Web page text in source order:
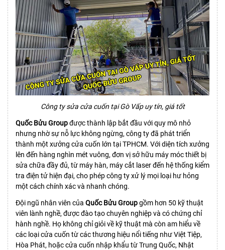
Công ty sửa cửa cuốn tại Gò Vấp uy tín, giá tốt
Quốc Bửu Groupđược thành lập bắt đầu với quy mô nhỏ
nhưng nhờ sự nỗ lực không ngừng, công ty đã phát triển
thành một xưởng cửa cuốn lớn tại TPHCM. Với diện tích xưởng
lên đến hàng nghìn mét vuông, đơn vị sở hữu máy móc thiết bị
sửa chữa đầy đủ, từ máy hàn, máy cắt laser đến hệ thống kiểm
tra điện tử hiện đại, cho phép công ty xử lý mọi loại hư hỏng
một cách chính xác và nhanh chóng.
Đội ngũ nhân viên của Quốc Bửu Groupgồm hơn 50 kỹ thuật
viên lành nghề, được đào tạo chuyên nghiệp và có chứng chỉ
hành nghề. Họ không chỉ giỏi về kỹ thuật mà còn am hiểu về
các loại cửa cuốn từ các thương hiệu nổi tiếng như Việt Tiệp,
Hòa Phát, hoặc cửa cuốn nhập khẩu từ Trung Quốc, Nhật